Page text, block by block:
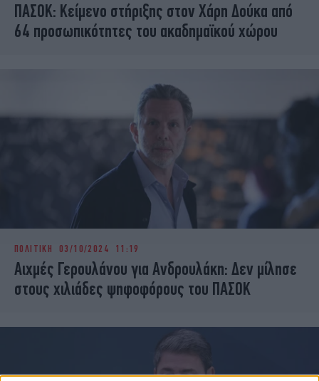
ΠΑΣΟΚ: Κείμενο στήριξης στον Χάρη Δούκα από
64 προσωπικότητες του ακαδημαϊκού χώρου
ΠΟΛΙΤΙΚΗ 03/10/2024 11:19
Αιχμές Γερουλάνου για Ανδρουλάκη: Δεν μίλησε
στους χιλιάδες ψηφοφόρους του ΠΑΣΟΚ